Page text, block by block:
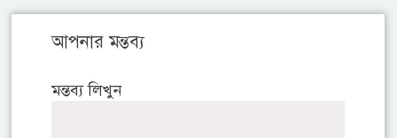
আপনার মন্তব্য
মন্তব্য লিখুন